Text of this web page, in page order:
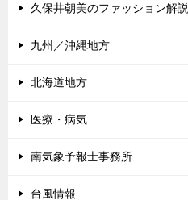
久保井朝美のファッション解説
九州／沖縄地方
北海道地方
医療・病気
南気象予報士事務所
台風情報